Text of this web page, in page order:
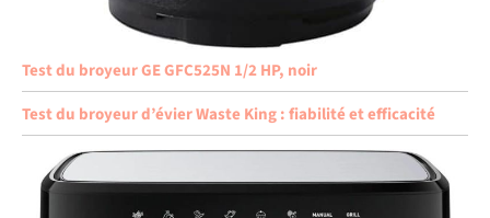
Test du broyeur GE GFC525N 1/2 HP, noir
Test du broyeur d’évier Waste King : fiabilité et efficacité